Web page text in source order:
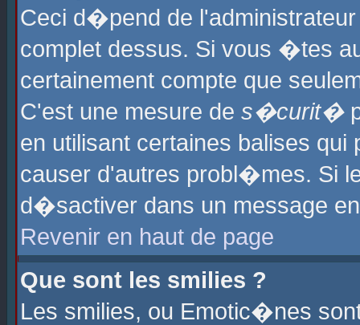
Ceci d�pend de
complet dessus. Si vous �tes
certainement compte que
C'est une mesure de s�curit�
en utilisant certaines balises
causer d'autres probl�mes. Si
d�sactiver dans un message
Revenir en haut de page
Que sont les smilies ?
Les smilies, ou Emotic�nes